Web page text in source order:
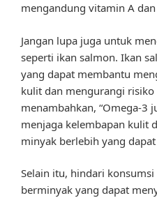
mengandung vitamin A
Jangan lupa juga untuk
seperti ikan salmon. Ikan
yang dapat membantu
kulit dan mengurangi risiko
menambahkan, “Omega-3
menjaga kelembapan kulit
minyak berlebih yang
Selain itu, hindari
berminyak yang dapat